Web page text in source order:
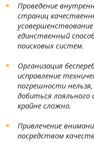
Проведение
страниц
единственный
поисковых систем.
Организация
исправление
погрешности нельзя,
добиться
крайне сложно.
Привлечение
посредством